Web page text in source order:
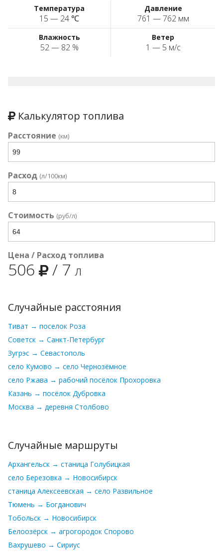
Температура
15 — 24 ℃
Давление
761 — 762 мм
Влажность
52 — 82 %
Ветер
1 — 5 м/с
Калькулятор топлива
Расстояние (км)
Расход (л/100км)
Стоимость (руб/л)
Цена / Расход топлива
506 / 7 л
Случайные расстояния
Тиват → поселок Роза
Советск → Санкт-Петербург
Зугрэс → Севастополь
село Кумово → село Чернозёмное
село Ржава → рабочий посёлок Прохоровка
Казань → посёлок Дубровка
Москва → деревня Столбово
Случайные маршруты
Архангельск → станица Голубицкая
село Березовка → Новосибирск
станица Алексеевская → село Развильное
Тюмень → Богданович
Тобольск → Новосибирск
Белоозёрск → агрогородок Спорово
Вахрушево → Сириус